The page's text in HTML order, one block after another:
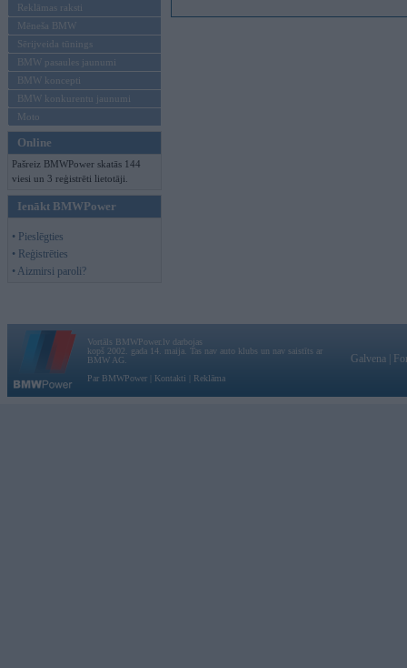
Reklāmas raksti
Mēneša BMW
Sērijveida tūnings
BMW pasaules jaunumi
BMW koncepti
BMW konkurentu jaunumi
Moto
Online
Pašreiz BMWPower skatās 144
viesi un 3 reģistrēti lietotāji.
Ienākt BMWPower
• Pieslēgties
• Reģistrēties
• Aizmirsi paroli?
Vortāls BMWPower.lv darbojas
kopš 2002. gada 14. maija. Tas nav auto klubs un nav saistīts ar
BMW AG.
Par BMWPower
Kontakti Reklāma
Galvena